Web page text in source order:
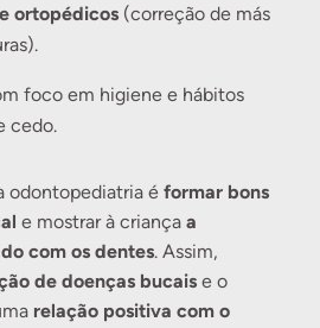
ortopédicos (correção de más
foco em higiene e hábitos
cedo.
odontopediatria éformar bons
e mostrar à criançaa
com os dentes. Assim,
de doenças bucais e o
relação positiva com o